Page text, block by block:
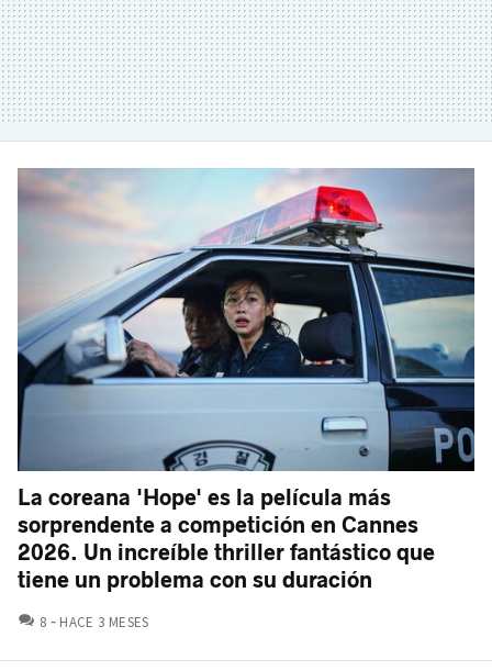
La coreana 'Hope' es la película más
sorprendente a competición en Cannes
2026. Un increíble thriller fantástico que
tiene un problema con su duración
8 COMENTARIOS
HACE 3 MESES